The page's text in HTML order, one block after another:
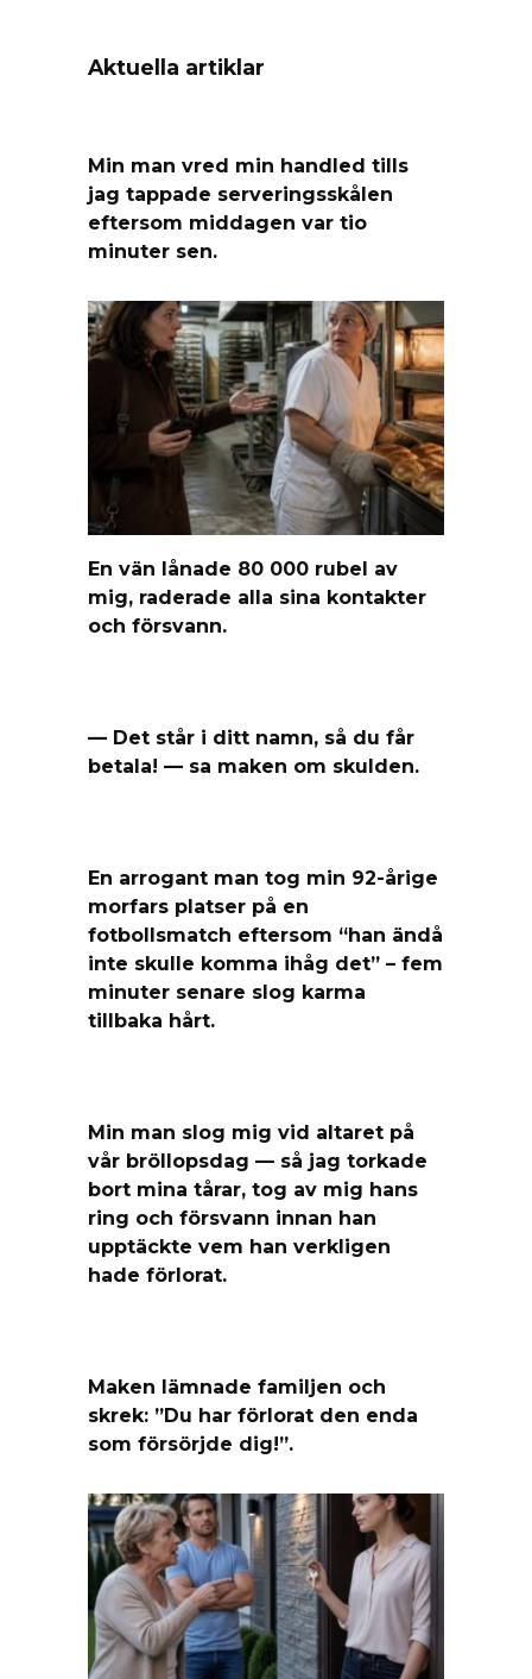
Aktuella artiklar
Min man vred min handled tills
jag tappade serveringsskålen
eftersom middagen var tio
minuter sen.
En vän lånade 80 000 rubel av
mig, raderade alla sina kontakter
och försvann.
— Det står i ditt namn, så du får
betala! — sa maken om skulden.
En arrogant man tog min 92-årige
morfars platser på en
fotbollsmatch eftersom “han ändå
inte skulle komma ihåg det” – fem
minuter senare slog karma
tillbaka hårt.
Min man slog mig vid altaret på
vår bröllopsdag — så jag torkade
bort mina tårar, tog av mig hans
ring och försvann innan han
upptäckte vem han verkligen
hade förlorat.
Maken lämnade familjen och
skrek: ”Du har förlorat den enda
som försörjde dig!”.